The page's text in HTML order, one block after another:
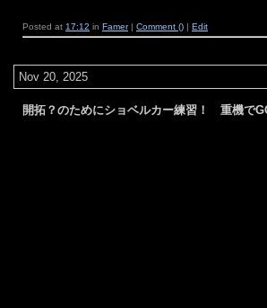
Posted at 17:12 in Famer| Comment () | Edit
Nov 20, 2025
開拓？のためにショベルカー練習！ 重機で